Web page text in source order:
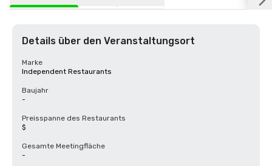
Details über den Veranstaltungsort
Marke
Independent Restaurants
Baujahr
-
Preisspanne des Restaurants
$
Gesamte Meetingfläche
-